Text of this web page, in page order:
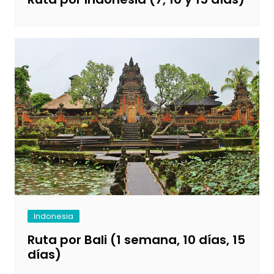
Indonesia
Ruta por Bali (1 semana, 10 días, 15
días)